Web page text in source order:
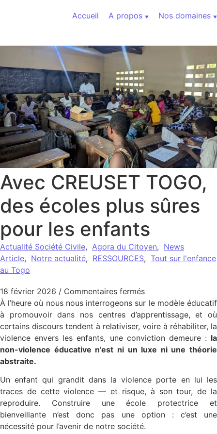
Accueil
A propos Nos domaines
Avec CREUSET TOGO,
des écoles plus sûres
pour les enfants
Actualité Société Civile, Agora du Citoyen, News
Article, Notre actualité, RESSOURCES, Tout sur l'enfance
au Togo
18 février 2026 / Commentaires ferméssur Avec
À l’heure où nous nous interrogeons sur le modèle éducatif
à promouvoir dans nos centres d’apprentissage, et où
certains discours tendent à relativiser, voire à réhabiliter, la
violence envers les enfants, une conviction demeure : la
non-violence éducative n’est ni un luxe ni une théorie
abstraite.
Un enfant qui grandit dans la violence porte en lui les
traces de cette violence — et risque, à son tour, de la
reproduire. Construire une école protectrice et
bienveillante n’est donc pas une option : c’est une
nécessité pour l’avenir de notre société.